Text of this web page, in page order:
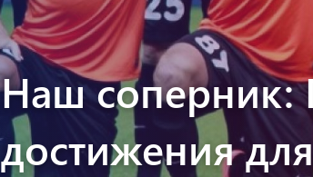
Контакты
Наш соперник:
достижения